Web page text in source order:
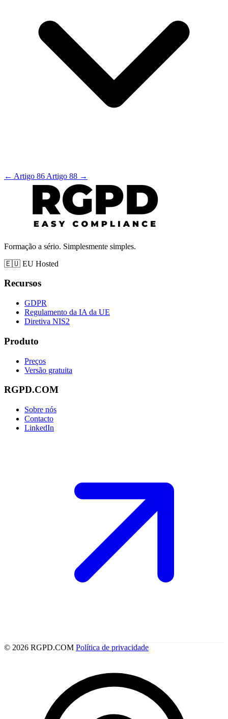
← Artigo 86 Artigo 88 →
Formação a sério. Simplesmente simples.
🇪🇺 EU Hosted
Recursos
GDPR
Regulamento da IA da UE
Diretiva NIS2
Produto
Preços
Versão gratuita
RGPD.COM
Sobre nós
Contacto
LinkedIn
© 2026 RGPD.COM Política de privacidade